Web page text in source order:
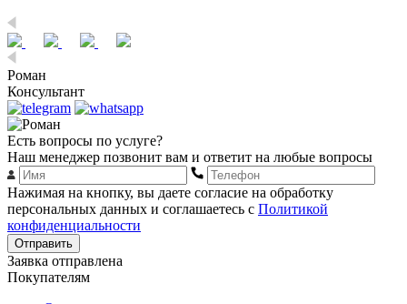
Роман
Консультант
Есть вопросы по услуге?
Наш менеджер позвонит вам и ответит на любые вопросы
Нажимая на кнопку, вы даете согласие на обработку
персональных данных и соглашаетесь с Политикой
конфиденциальности
Отправить
Заявка отправлена
Покупателям